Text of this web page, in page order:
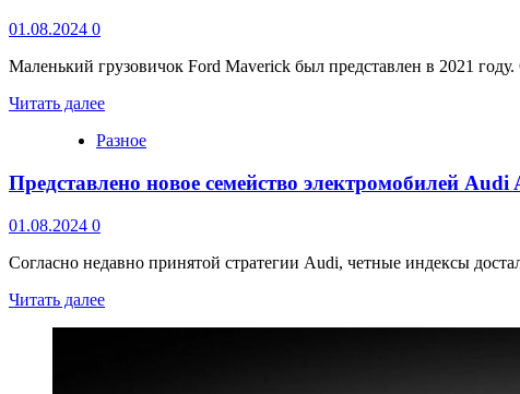
01.08.2024 0
Маленький грузовичок Ford Maverick был представлен в 2021
Читать далее
Разное
Представлено новое семейство электромобилей Audi
01.08.2024 0
Согласно недавно принятой стратегии Audi, четные индексы
Читать далее